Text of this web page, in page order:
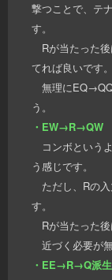
撃つことで、テ
す。
Rが当たった
てれば良いです。
無理に
う。
・EW→R→QW
コンボという
う感じです。
ただし、Rの入
す。
Rが当たった後
近づく必要が
・EE→R→Q派